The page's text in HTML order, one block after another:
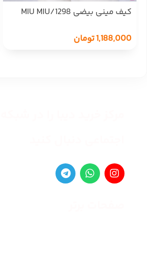
کیف مینی بیضی MIU MIU/1298
1,188,000تومان